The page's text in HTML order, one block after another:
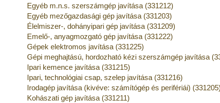
Egyéb m.n.s. szerszámgép javítása (331212)
Egyéb mezőgazdasági gép javítása (331203)
Élelmiszer-, dohányipari gép javítása (331209)
Emelő-, anyagmozgató gép javítása (331222)
Gépek elektromos javítása (331225)
Gépi meghajtású, hordozható kézi szerszámgép javítása
Ipari kemence javítása (331215)
Ipari, technológiai csap, szelep javítása (331216)
Irodagép javítása (kivéve: számítógép és perifériái)
Kohászati gép javítása (331211)